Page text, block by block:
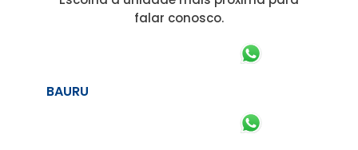
falar conosco.
BAURU